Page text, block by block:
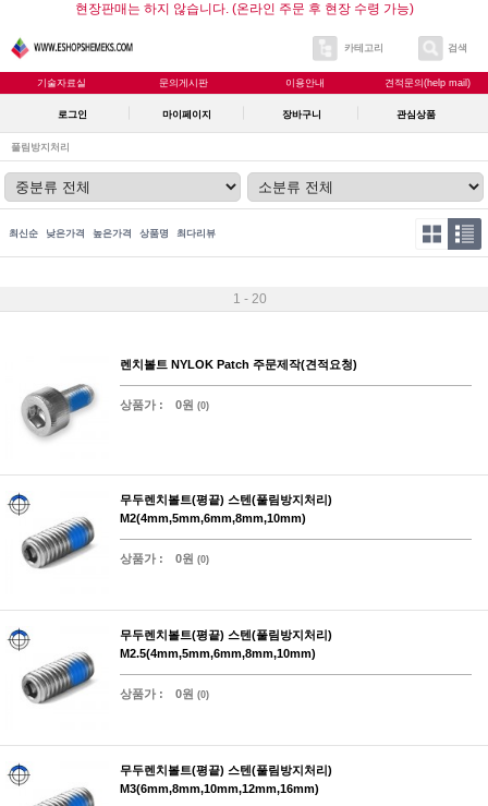
현장판매는 하지 않습니다. (온라인 주문 후 현장 수령 가능)
카테고리 검색
기술자료실 문의게시판 이용안내 견적문의(help mail)
로그인 마이페이지 장바구니 관심상품
풀림방지처리
최신순 낮은가격 높은가격 상품명 최다리뷰
1 - 20
렌치볼트 NYLOK Patch 주문제작(견적요청)
상품가 : 0원 (0)
무두렌치볼트(평끝) 스텐(풀림방지처리)
M2(4mm,5mm,6mm,8mm,10mm)
상품가 : 0원 (0)
무두렌치볼트(평끝) 스텐(풀림방지처리)
M2.5(4mm,5mm,6mm,8mm,10mm)
상품가 : 0원 (0)
무두렌치볼트(평끝) 스텐(풀림방지처리)
M3(6mm,8mm,10mm,12mm,16mm)